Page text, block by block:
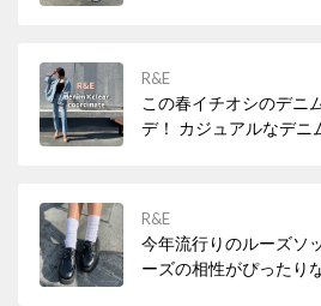
R&E
この春イチオシのデニ
デ！ カジュアルなデニ
す。
R&E
今年流行りのルーズソ
ーズの相性がぴったり